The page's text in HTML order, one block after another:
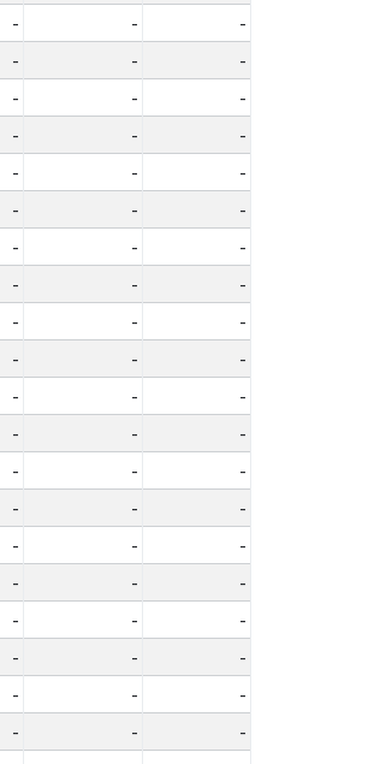
- -
-
- -
-
- -
-
- -
-
- -
-
- -
-
- -
-
- -
-
- -
-
- -
-
- -
-
- -
-
- -
-
- -
-
- -
-
- -
-
- -
-
- -
-
- -
-
- -
-